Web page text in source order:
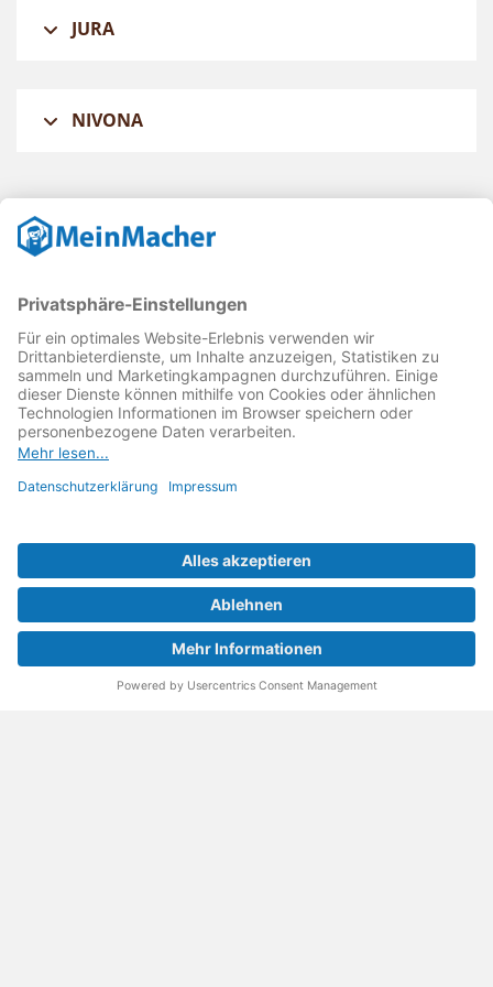
JURA
NIVONA
Reparatur Revolution
MeinMacher ist eine Marke derVangerow GmbH
kämpft als Gründungsmitglied des
Reparatur↗ für eineReparatur Revolution
Erhalt der reparierenden Betriebe und des Reparatur-
Know-hows in Deutschland.
Weitere Informationen
Fachhändler finden